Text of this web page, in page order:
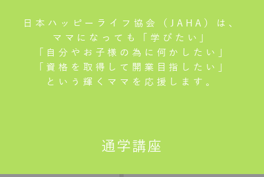
日本ハッピーライフ協会（JAHA）は、
ママになっても「学びたい」
「自分やお子様の為に何かしたい」
「資格を取得して開業目指したい」
という輝くママを応援します。
通学講座